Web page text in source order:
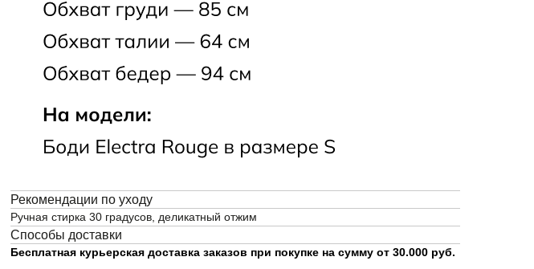
Рекомендации по уходу
Ручная стирка 30 градусов, деликатный отжим
Способы доставки
Бесплатная курьерская доставка заказов при покупке на сумму от 30.000 руб.